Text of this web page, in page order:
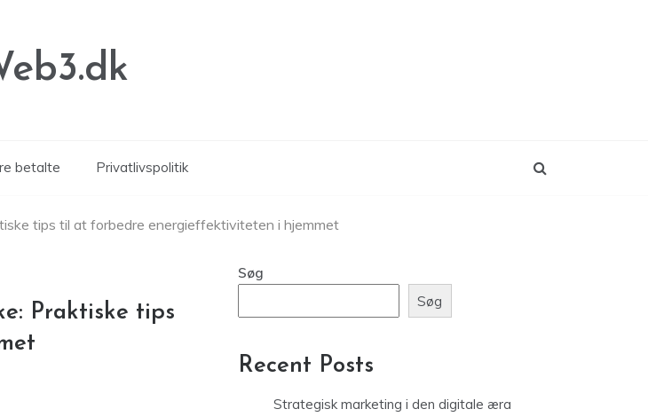
betalte Privatlivspolitik
tips til at forbedre energieffektiviteten i hjemmet
Praktiske tips
Søg
Søg
Recent Posts
Strategisk marketing i den digitale æra